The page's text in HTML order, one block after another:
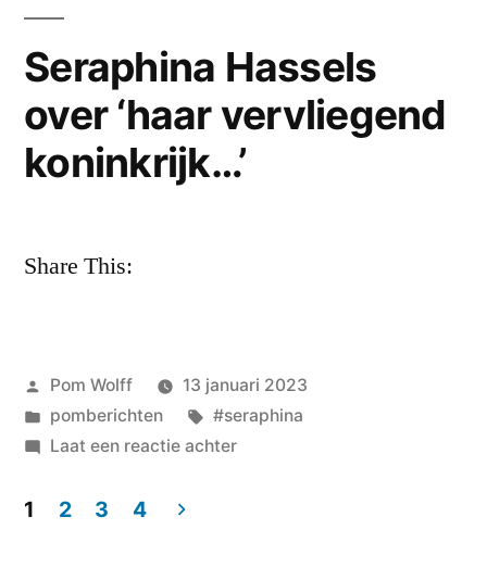
Seraphina Hassels
over ‘haar vervliegend
koninkrijk…’
Share This:
Geplaatst
door
Pom Wolff
13 januari 2023
Geplaatst
in
pomberichten Tags:
#seraphina
Laat een reactie achterop
1 2 3 4